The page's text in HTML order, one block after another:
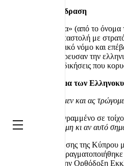
Off Canvas
Η βρετανική αντίδραση
Η «Παλμεροκρατία» (από το όνομα
χιλιάδες. Έγινε καταστολή με
Κήρυξαν στρατιωτικό νόμο και
αστυνομία. Απαγόρευσαν την
οργανωμένες διεκδικήσεις που
1950 Δημοψήφισμα των
«Την Ελλάδα θέλομεν και ας
Το σύνθημα ήταν γραμμένο σε
την ταυτότητα, ακόμη κι αν αυτό
Το αίτημα της Ένωσης της Κύπρου
Ιανουαρίου 1950
οργανώθηκε από την Ορθόδοξη